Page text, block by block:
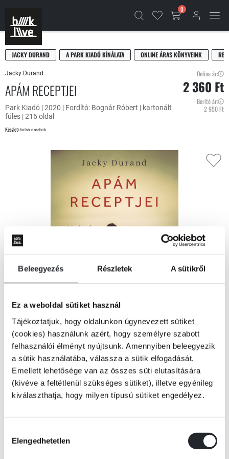
Beleegyezés Részletek A sütikről
Ez a weboldal sütiket használ
Tájékoztatjuk, hogy oldalunkon úgynevezett sütiket
(cookies) használunk azért, hogy személyre szabott
felhasználói élményt nyújtsunk. Amennyiben beleegyezik
a sütik használatába, válassza a sütik elfogadását.
Emellett lehetősége van az összes süti elutasítására
(kivéve a feltétlenül szükséges sütiket), illetve egyénileg
kiválaszthatja, hogy milyen típusú sütiket engedélyez.
kiválasztása
Elengedhetetlen
0
JACKY DURAND A PARK KIADÓ KÍNÁLATA ONLINE ÁRAS KÖNYVEINK
Jacky Durand
APÁM RECEPTJEI
Park Kiadó | 2020 | Fordító: Bognár Róbert | kartonált
füles | 216 oldal
KészletUtolsó darabok
Online ár:
2 360 Ft
Borító ár:
2 950 Ft